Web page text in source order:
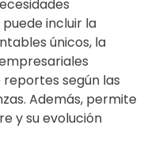
incluir la
únicos, la
según las
Además, permite
y su evolución